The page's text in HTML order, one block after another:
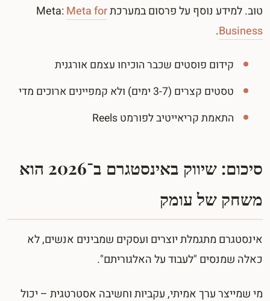
טוב. למידע נוסף על פרסום במערכת Meta:Meta for
Business
.
קידום פוסטים שכבר הוכיחו עצמם אורגנית
טסטים קצרים (3-7 ימים) ולא קמפיינים ארוכים מדי
התאמת קריאייטיב לפורמט Reels
סיכום: שיווק באינסטגרם ב־2026 הוא
משחק של עומק
אינסטגרם מתגמלת יוצרים ועסקים שמבינים אנשים, לא
כאלה שמנסים "לעבוד על האלגוריתם".
מי שמייצר ערך אמיתי, עקביות וחשיבה אסטרטגית – יכול